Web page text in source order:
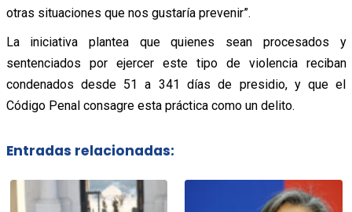
otras situaciones que nos gustaría prevenir”.
La iniciativa plantea que quienes sean procesados y
sentenciados por ejercer este tipo de violencia reciban
condenados desde 51 a 341 días de presidio, y que el
Código Penal consagre esta práctica como un delito.
Entradas relacionadas: